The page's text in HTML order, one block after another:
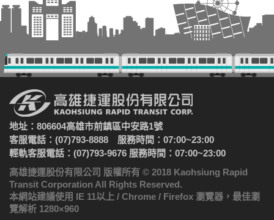
地址：806604高雄市前鎮區中安路1號
客服電話：(07)793-8888 服務時間：07:00~23:00
輕軌客服電話：(07)793-9676 服務時間：07:00~23:00
高雄捷運股份有限公司 版權所有 © 2018 Kaohsiung Rapid
Transit Corporation All Rights Reserved.
本網站建議使用 IE 11以上 / Chrome / Firefox 瀏覽器，最佳瀏
覽解析 1280×960